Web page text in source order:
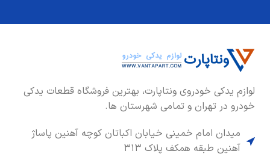
لوازم یدکی خودروی ونتاپارت، بهترین فروشگاه قطعات یدکی
خودرو در تهران و تمامی شهرستان ها.
میدان امام خمینی خیابان اکباتان کوچه آهنین پاساژ
آهنین طبقه همکف پلاک ۳۱۳